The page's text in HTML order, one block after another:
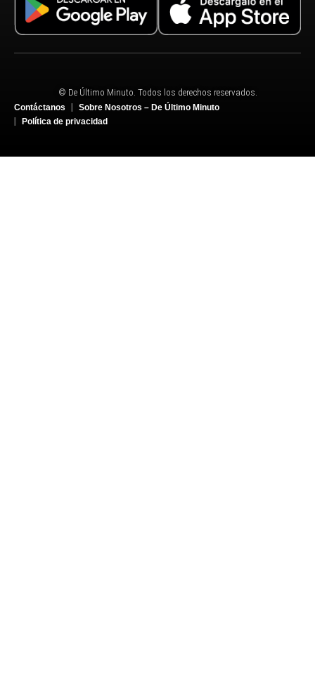
© De Último Minuto. Todos los derechos reservados.
Contáctanos
Sobre Nosotros – De Último Minuto
Política de privacidad